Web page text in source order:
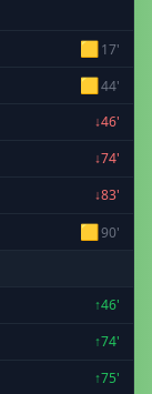
🟨17'
🟨44'
↓46'
↓74'
↓83'
🟨90'
↑46'
↑74'
↑75'